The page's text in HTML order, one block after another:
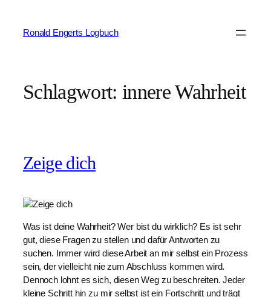
springenRonald Engerts Logbuch
Schlagwort: innere Wahrheit
Zeige dich
Was ist deine Wahrheit? Wer bist du wirklich? Es ist sehr
gut, diese Fragen zu stellen und dafür Antworten zu
suchen. Immer wird diese Arbeit an mir selbst ein Prozess
sein, der vielleicht nie zum Abschluss kommen wird.
Dennoch lohnt es sich, diesen Weg zu beschreiten. Jeder
kleine Schritt hin zu mir selbst ist ein Fortschritt und trägt